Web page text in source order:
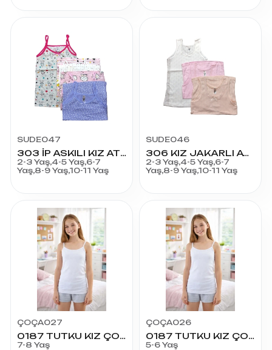
SUDE047
303 İP ASKILI KIZ ATLET
2-3 Yaş,4-5 Yaş,6-7
Yaş,8-9 Yaş,10-11 Yaş
SUDE046
306 KIZ JAKARLI ATLET
2-3 Yaş,4-5 Yaş,6-7
Yaş,8-9 Yaş,10-11 Yaş
ÇOÇA027
0187 TUTKU KIZ ÇOCUK İP ASKILI ATLET NO:4
7-8 Yaş
ÇOÇA026
0187 TUTKU KIZ ÇOCUK İP ASKILI ATLET NO:3
5-6 Yaş